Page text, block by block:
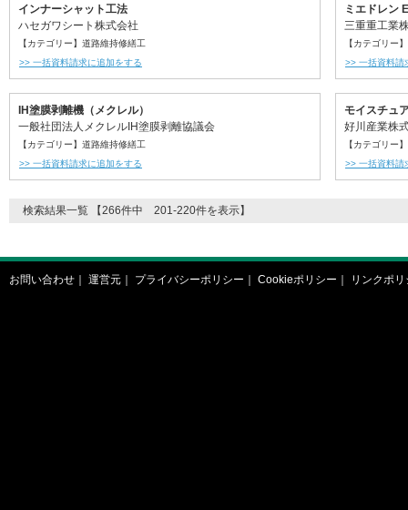
インナーシャット工法
ハセガワシート株式会社
【カテゴリー】道路維持修繕工
>> 一括資料請求に追加をする
ミエドレン
三重重工業
【カテゴリー
>> 一括資料請
IH塗膜剥離機（メクレル）
一般社団法人メクレルIH塗膜剥離協議会
【カテゴリー】道路維持修繕工
>> 一括資料請求に追加をする
モイスチュ
好川産業株
【カテゴリー
>> 一括資料請
検索結果一覧 【266件中 201-220件を表示】
お問い合わせ 運営元 プライバシーポリシー Cookieポリシー リンクポリ